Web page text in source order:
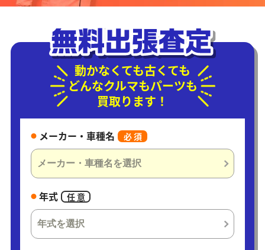
動かなくても古くても
どんなクルマもパーツも
買取ります！
メーカー・車種名 必 須
年式 任 意